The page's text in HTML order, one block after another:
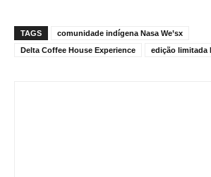
TAGS
comunidade indígena Nasa We’sx
Delta Coffee House Experience
edição limitada